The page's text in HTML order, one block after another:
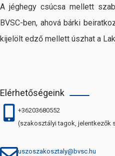
A jéghegy csúcsa mellett
BVSC-ben, ahová bárki
kijelölt edző mellett úszhat a
Elérhetőségeink
+36203680552
(szakosztályi tagok, jelentkezők
uszoszakosztaly@bvsc.hu